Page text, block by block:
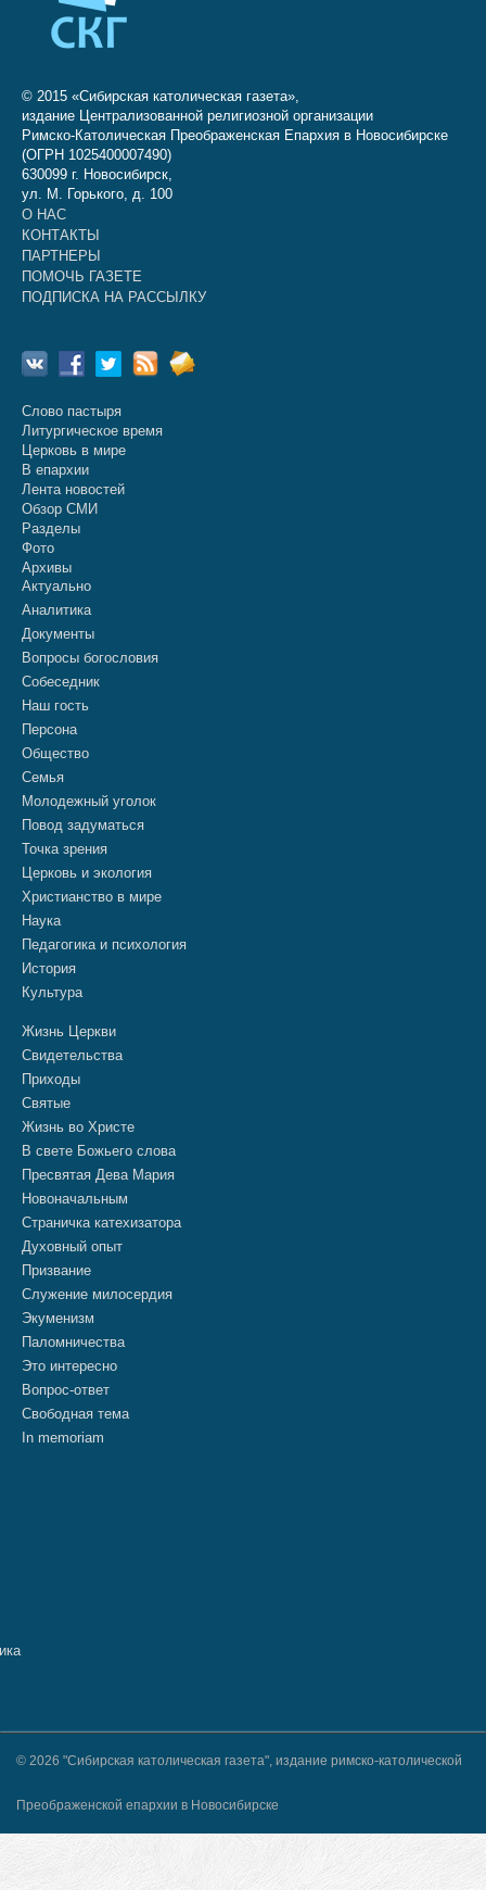
© 2015 «Сибирская католическая газета»,
издание Централизованной религиозной организации
Римско-Католическая Преображенская Епархия в Новосибирске
(ОГРН 1025400007490)
630099 г. Новосибирск,
ул. М. Горького, д. 100
О НАС
КОНТАКТЫ
ПАРТНЕРЫ
ПОМОЧЬ ГАЗЕТЕ
ПОДПИСКА НА РАССЫЛКУ
Слово пастыря
Литургическое время
Церковь в мире
В епархии
Лента новостей
Обзор СМИ
Разделы
Фото
Архивы
Актуально
Аналитика
Документы
Вопросы богословия
Собеседник
Наш гость
Персона
Общество
Семья
Молодежный уголок
Повод задуматься
Точка зрения
Церковь и экология
Христианство в мире
Наука
Педагогика и психология
История
Культура
Жизнь Церкви
Свидетельства
Приходы
Святые
Жизнь во Христе
В свете Божьего слова
Пресвятая Дева Мария
Новоначальным
Страничка катехизатора
Духовный опыт
Призвание
Служение милосердия
Экуменизм
Паломничества
Это интересно
Вопрос-ответ
Свободная тема
In memoriam
© 2026 "Сибирская католическая газета", издание римско-католической
Преображенской епархии в Новосибирске